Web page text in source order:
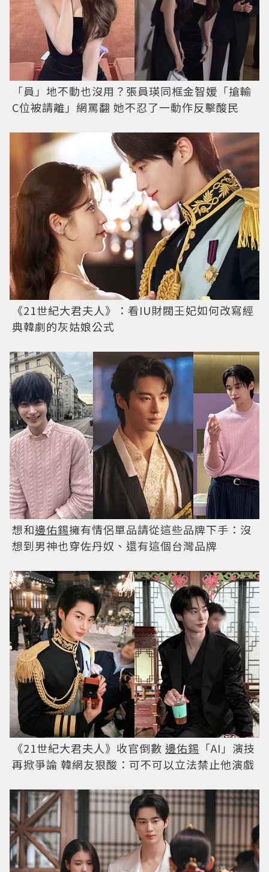
「員」地不動也沒用？張員瑛同框金智媛「搶輸
C位被請離」網罵翻 她不忍了一動作反擊酸民
《21世紀大君夫人》：看IU財閥王妃如何改寫經
典韓劇的灰姑娘公式
想和邊佑錫擁有情侶單品請從這些品牌下手：沒
想到男神也穿佐丹奴、還有這個台灣品牌
《21世紀大君夫人》收官倒數 邊佑錫 「AI」演技
再掀爭論 韓網友狠酸：可不可以立法禁止他演戲